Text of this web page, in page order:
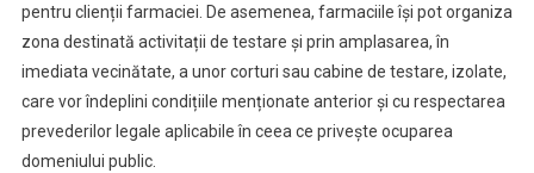
pentru clienții farmaciei. De asemenea, farmaciile își pot organiza
zona destinată activitații de testare și prin amplasarea, în
imediata vecinătate, a unor corturi sau cabine de testare, izolate,
care vor îndeplini condițiile menționate anterior și cu respectarea
prevederilor legale aplicabile în ceea ce privește ocuparea
domeniului public.